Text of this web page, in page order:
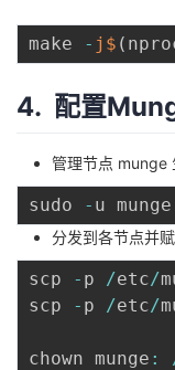
make - j$ (
4. 配置
管理节点 munge
sudo - u munge
分发到各节点并
scp - p /etc/
scp
- p /etc/
chown munge :